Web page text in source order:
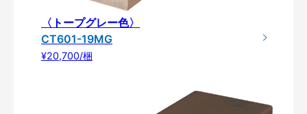
〈トープグレー色〉
CT601-19MG
¥20,700/梱